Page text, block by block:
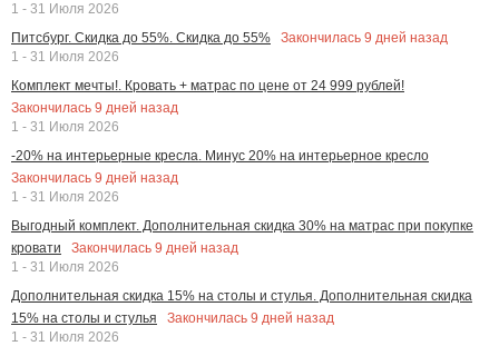
1 - 31 Июля 2026
Питсбург. Скидка до 55%. Скидка до 55%
Закончилась 9 дней назад
1 - 31 Июля 2026
Комплект мечты!. Кровать + матрас по цене от 24 999 рублей!
Закончилась 9 дней назад
1 - 31 Июля 2026
-20% на интерьерные кресла. Минус 20% на интерьерное кресло
Закончилась 9 дней назад
1 - 31 Июля 2026
Выгодный комплект. Дополнительная скидка 30% на матрас при покупке
кровати
Закончилась 9 дней назад
1 - 31 Июля 2026
Дополнительная скидка 15% на столы и стулья. Дополнительная скидка
15% на столы и стулья
Закончилась 9 дней назад
1 - 31 Июля 2026